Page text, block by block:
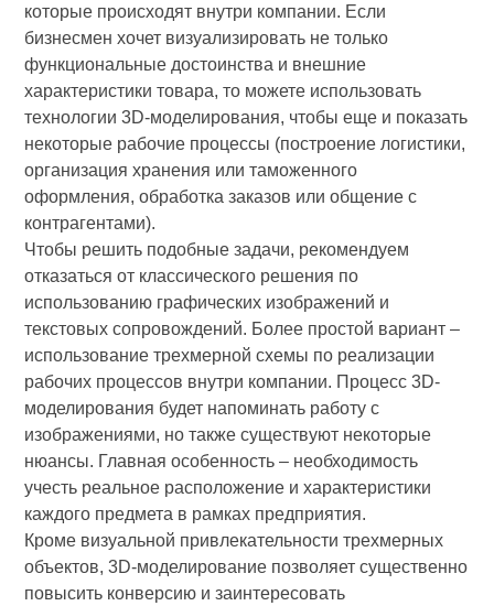
которые происходят внутри компании. Если
бизнесмен хочет визуализировать не только
функциональные достоинства и внешние
характеристики товара, то можете использовать
технологии 3D-моделирования, чтобы еще и показать
некоторые рабочие процессы (построение логистики,
организация хранения или таможенного
оформления, обработка заказов или общение с
контрагентами).
Чтобы решить подобные задачи, рекомендуем
отказаться от классического решения по
использованию графических изображений и
текстовых сопровождений. Более простой вариант –
использование трехмерной схемы по реализации
рабочих процессов внутри компании. Процесс 3D-
моделирования будет напоминать работу с
изображениями, но также существуют некоторые
нюансы. Главная особенность – необходимость
учесть реальное расположение и характеристики
каждого предмета в рамках предприятия.
Кроме визуальной привлекательности трехмерных
объектов, 3D-моделирование позволяет существенно
повысить конверсию и заинтересовать